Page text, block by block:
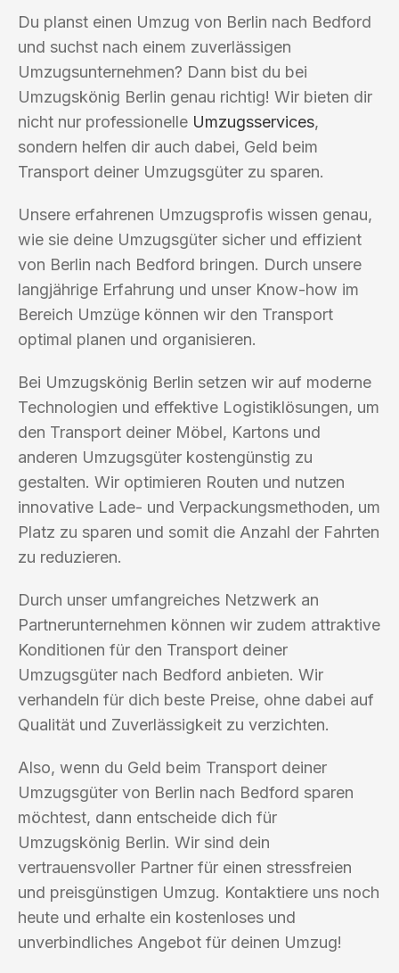
Du planst einen Umzug von Berlin nach Bedford
und suchst nach einem zuverlässigen
Umzugsunternehmen? Dann bist du bei
Umzugskönig Berlin genau richtig! Wir bieten dir
nicht nur professionelle Umzugsservices,
sondern helfen dir auch dabei, Geld beim
Transport deiner Umzugsgüter zu sparen.
Unsere erfahrenen Umzugsprofis wissen genau,
wie sie deine Umzugsgüter sicher und effizient
von Berlin nach Bedford bringen. Durch unsere
langjährige Erfahrung und unser Know-how im
Bereich Umzüge können wir den Transport
optimal planen und organisieren.
Bei Umzugskönig Berlin setzen wir auf moderne
Technologien und effektive Logistiklösungen, um
den Transport deiner Möbel, Kartons und
anderen Umzugsgüter kostengünstig zu
gestalten. Wir optimieren Routen und nutzen
innovative Lade- und Verpackungsmethoden, um
Platz zu sparen und somit die Anzahl der Fahrten
zu reduzieren.
Durch unser umfangreiches Netzwerk an
Partnerunternehmen können wir zudem attraktive
Konditionen für den Transport deiner
Umzugsgüter nach Bedford anbieten. Wir
verhandeln für dich beste Preise, ohne dabei auf
Qualität und Zuverlässigkeit zu verzichten.
Also, wenn du Geld beim Transport deiner
Umzugsgüter von Berlin nach Bedford sparen
möchtest, dann entscheide dich für
Umzugskönig Berlin. Wir sind dein
vertrauensvoller Partner für einen stressfreien
und preisgünstigen Umzug. Kontaktiere uns noch
heute und erhalte ein kostenloses und
unverbindliches Angebot für deinen Umzug!